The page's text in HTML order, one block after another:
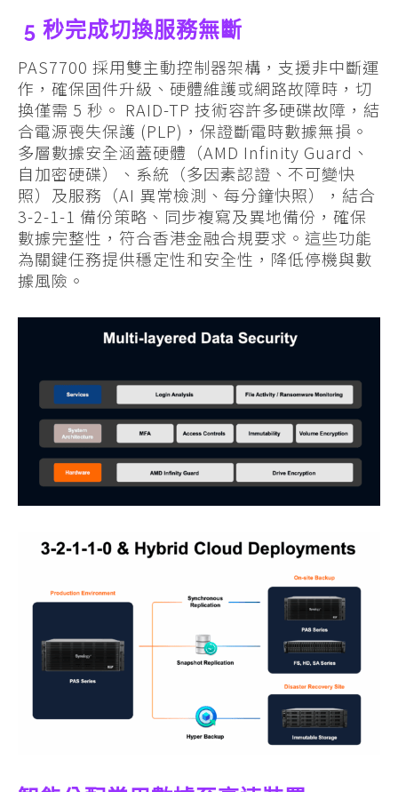
5 秒完成切換服務無斷
PAS7700 採用雙主動控制器架構，支援非中斷運
作，確保固件升級、硬體維護或網路故障時，切
換僅需 5 秒。 RAID-TP 技術容許多硬碟故障，結
合電源喪失保護 (PLP)，保證斷電時數據無損。
多層數據安全涵蓋硬體（AMD Infinity Guard、
自加密硬碟）、系統（多因素認證、不可變快
照）及服務（AI 異常檢測、每分鐘快照），結合
3-2-1-1 備份策略、同步複寫及異地備份，確保
數據完整性，符合香港金融合規要求。這些功能
為關鍵任務提供穩定性和安全性，降低停機與數
據風險。